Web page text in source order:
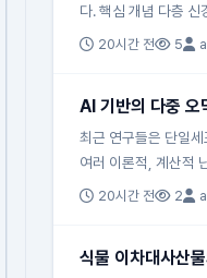
다. 핵심 개념 다층
20시간 전 5
AI 기반의 다중 오
최근 연구들은 단일
여러 이론적, 계산적
20시간 전 2
식물 이차대사산